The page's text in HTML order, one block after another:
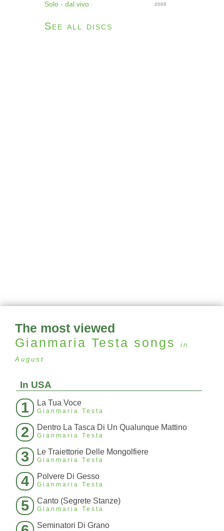
Solo - dal vivo 2009
See all discs
The most viewed
Gianmaria Testa songs
in
August
In USA
1 La Tua Voce
Gianmaria Testa
2 Dentro La Tasca Di Un Qualunque Mattino
Gianmaria Testa
3 Le Traiettorie Delle Mongolfiere
Gianmaria Testa
4 Polvere Di Gesso
Gianmaria Testa
5 Canto (Segrete Stanze)
Gianmaria Testa
Seminatori Di Grano